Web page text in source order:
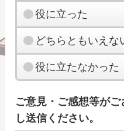
役に立った
どちらともいえな
役に立たなかった
ご意見・ご感想等が
し送信ください。